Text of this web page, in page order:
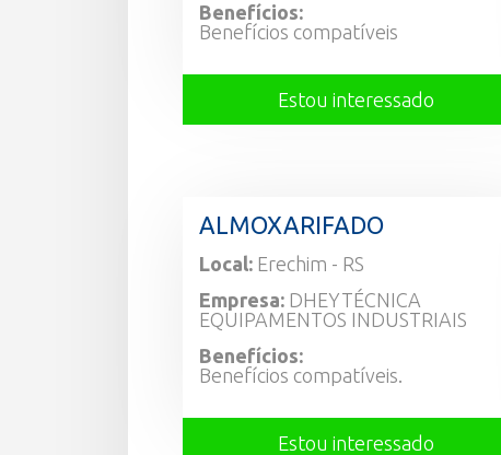
Benefícios:
Benefícios compatíveis
Estou interessado
ALMOXARIFADO
Local: Erechim - RS
Empresa: DHEYTÉCNICA
EQUIPAMENTOS INDUSTRIAIS
Benefícios:
Benefícios compatíveis.
Estou interessado